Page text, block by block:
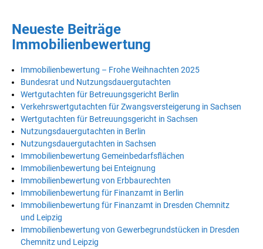
Neueste Beiträge
Immobilienbewertung
Immobilienbewertung – Frohe Weihnachten 2025
Bundesrat und Nutzungsdauergutachten
Wertgutachten für Betreuungsgericht Berlin
Verkehrswertgutachten für Zwangsversteigerung in Sachsen
Wertgutachten für Betreuungsgericht in Sachsen
Nutzungsdauergutachten in Berlin
Nutzungsdauergutachten in Sachsen
Immobilienbewertung Gemeinbedarfsflächen
Immobilienbewertung bei Enteignung
Immobilienbewertung von Erbbaurechten
Immobilienbewertung für Finanzamt in Berlin
Immobilienbewertung für Finanzamt in Dresden Chemnitz
und Leipzig
Immobilienbewertung von Gewerbegrundstücken in Dresden
Chemnitz und Leipzig